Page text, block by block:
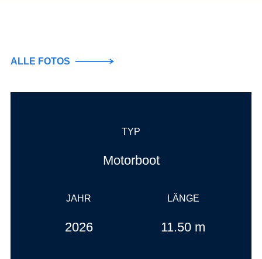
ALLE FOTOS
TYP
Motorboot
JAHR
2026
LÄNGE
11.50 m